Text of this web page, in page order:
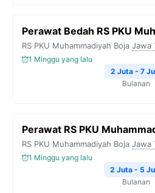
Perawat Bedah RS PKU
RS PKU Muhammadiyah Boja Jawa
1 Minggu yang lalu
2 Juta - 7
Bulanan
Perawat RS PKU
RS PKU Muhammadiyah Boja Jawa
1 Minggu yang lalu
2 Juta - 5
Bulanan